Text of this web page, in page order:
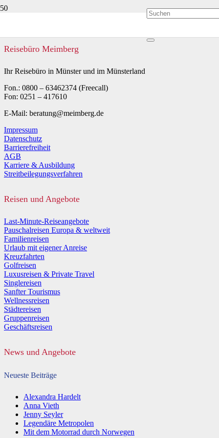
Reisebüro Meimberg
Ihr Reisebüro in Münster und im Münsterland
Fon.: 0800 – 63462374 (Freecall)
Fon: 0251 – 417610
E-Mail: beratung@meimberg.de
Impressum
Datenschutz
Barrierefreiheit
AGB
Karriere & Ausbildung
Streitbeilegungsverfahren
Reisen und Angebote
Last-Minute-Reiseangebote
Pauschalreisen Europa & weltweit
Familienreisen
Urlaub mit eigener Anreise
Kreuzfahrten
Golfreisen
Luxusreisen & Private Travel
Singlereisen
Sanfter Tourismus
Wellnessreisen
Städtereisen
Gruppenreisen
Geschäftsreisen
News und Angebote
Neueste Beiträge
Alexandra Hardelt
Anna Vieth
Jenny Seyler
Legendäre Metropolen
Mit dem Motorrad durch Norwegen